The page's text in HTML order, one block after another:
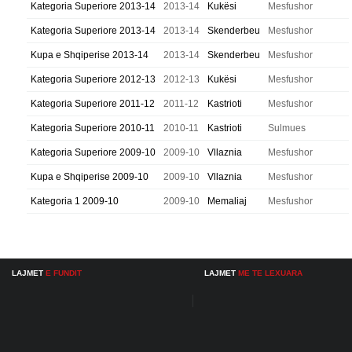
Kategoria Superiore 2013-14 2013-14 Kukësi Mesfushor
Kategoria Superiore 2013-14 2013-14 Skenderbeu Mesfushor
Kupa e Shqiperise 2013-14 2013-14 Skenderbeu Mesfushor
Kategoria Superiore 2012-13 2012-13 Kukësi Mesfushor
Kategoria Superiore 2011-12 2011-12 Kastrioti Mesfushor
Kategoria Superiore 2010-11 2010-11 Kastrioti Sulmues
Kategoria Superiore 2009-10 2009-10 Vllaznia Mesfushor
Kupa e Shqiperise 2009-10 2009-10 Vllaznia Mesfushor
Kategoria 1 2009-10 2009-10 Memaliaj Mesfushor
LAJMET E FUNDIT LAJMET ME TE LEXUARA